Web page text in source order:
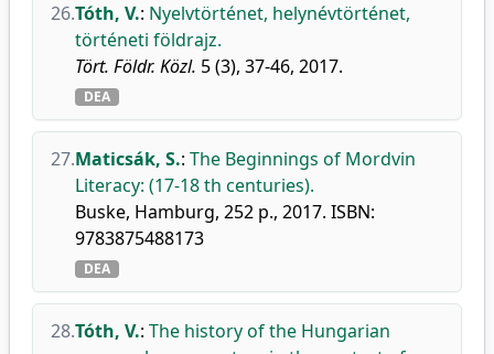
26.Tóth, V.: Nyelvtörténet, helynévtörténet,
történeti földrajz.
Tört. Földr. Közl. 5 (3), 37-46, 2017.
DEA
27.Maticsák, S.: The Beginnings of Mordvin
Literacy: (17-18 th centuries).
Buske, Hamburg, 252 p., 2017. ISBN:
9783875488173
DEA
28.Tóth, V.: The history of the Hungarian